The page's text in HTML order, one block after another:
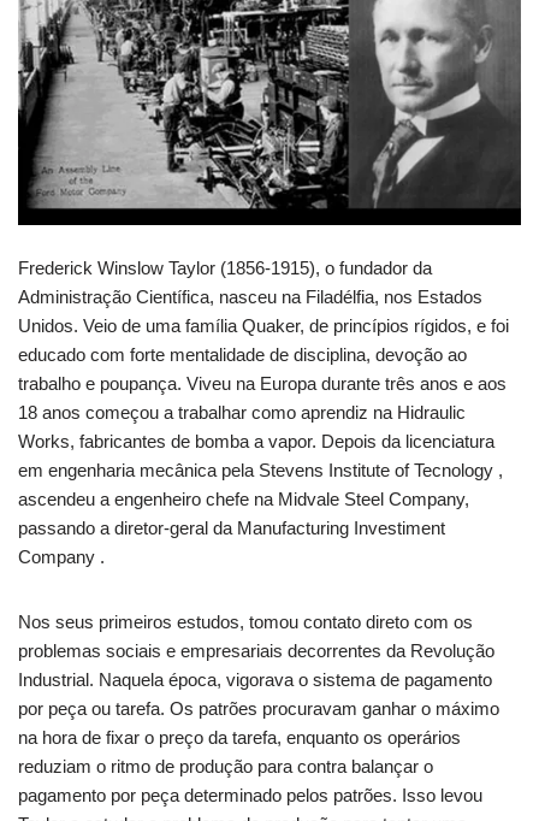
Frederick Winslow Taylor (1856-1915), o fundador da
Administração Científica, nasceu na Filadélfia, nos Estados
Unidos. Veio de uma família Quaker, de princípios rígidos, e foi
educado com forte mentalidade de disciplina, devoção ao
trabalho e poupança. Viveu na Europa durante três anos e aos
18 anos começou a trabalhar como aprendiz na Hidraulic
Works, fabricantes de bomba a vapor. Depois da licenciatura
em engenharia mecânica pela Stevens Institute of Tecnology ,
ascendeu a engenheiro chefe na Midvale Steel Company,
passando a diretor-geral da Manufacturing Investiment
Company .
Nos seus primeiros estudos, tomou contato direto com os
problemas sociais e empresariais decorrentes da Revolução
Industrial. Naquela época, vigorava o sistema de pagamento
por peça ou tarefa. Os patrões procuravam ganhar o máximo
na hora de fixar o preço da tarefa, enquanto os operários
reduziam o ritmo de produção para contra balançar o
pagamento por peça determinado pelos patrões. Isso levou